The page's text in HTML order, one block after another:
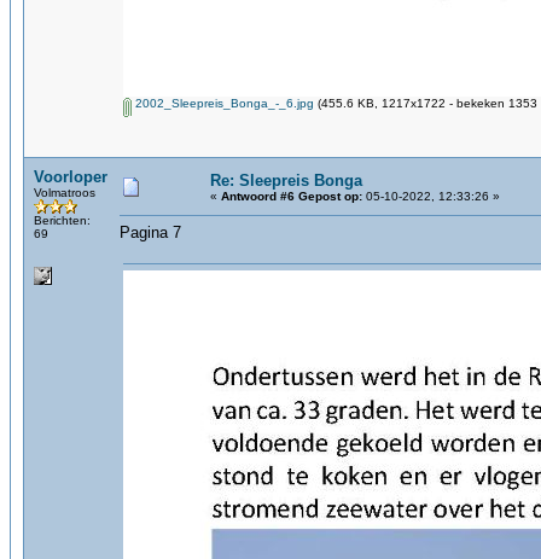
2002_Sleepreis_Bonga_-_6.jpg (455.6 KB, 1217x1722 - bekeken 1353
Voorloper
Volmatroos
Berichten:
69
Re: Sleepreis Bonga
« Antwoord #6 Gepost op: 05-10-2022, 12:33:26 »
Pagina 7